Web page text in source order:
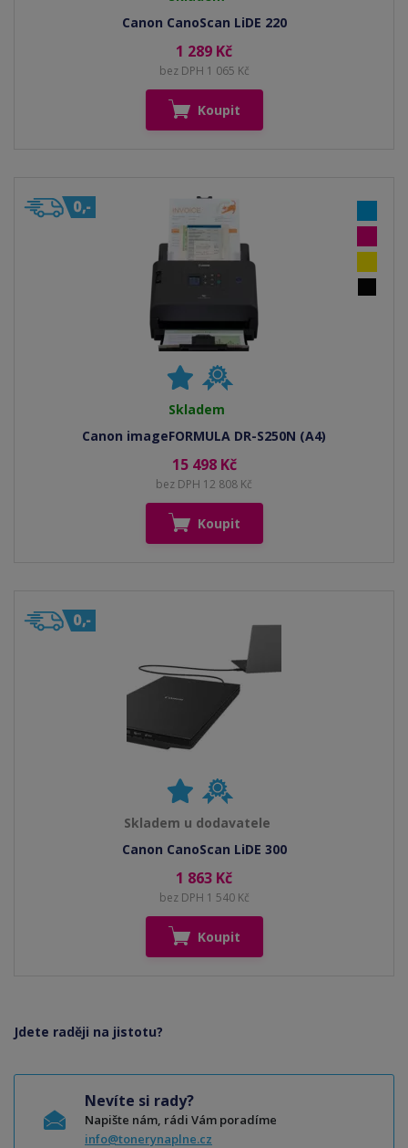
Canon CanoScan LiDE 220
1 289 Kč
bez DPH 1 065 Kč
Koupit
Skladem
Canon imageFORMULA DR-S250N (A4)
15 498 Kč
bez DPH 12 808 Kč
Koupit
Skladem u dodavatele
Canon CanoScan LiDE 300
1 863 Kč
bez DPH 1 540 Kč
Koupit
Jdete raději na jistotu?
Nevíte si rady?
Napište nám, rádi Vám poradíme
info@tonerynaplne.cz